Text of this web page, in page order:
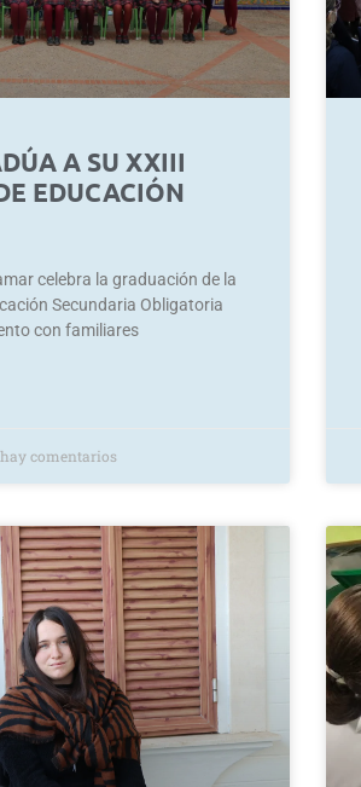
A SU XXIII
EDUCACIÓN
celebra la graduación de la
Secundaria Obligatoria
con familiares
comentarios